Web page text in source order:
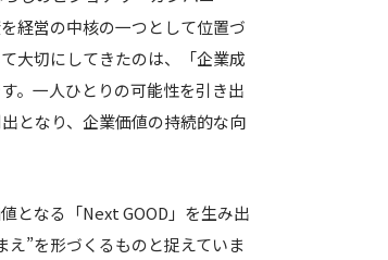
経営の中核の一つとして位置づ
大切にしてきたのは、「企業成
。一人ひとりの可能性を引き出
となり、企業価値の持続的な向
となる「Next GOOD」を生み出
”を形づくるものと捉えていま